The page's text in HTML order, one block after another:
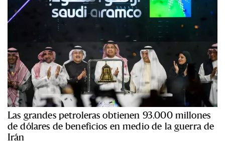
Las grandes petroleras obtienen 93.000 millones
de dólares de beneficios en medio de la guerra de
Irán